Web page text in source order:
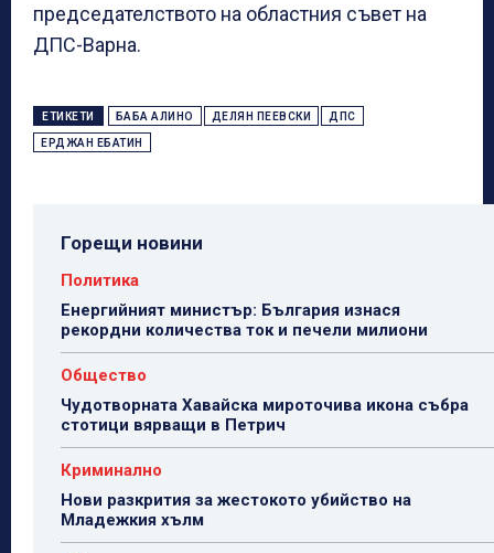
председателството на областния съвет на
ДПС-Варна.
ЕТИКЕТИ БАБА АЛИНО ДЕЛЯН ПЕЕВСКИ ДПС
ЕРДЖАН ЕБАТИН
Горещи новини
Политика
Енергийният министър: България изнася
рекордни количества ток и печели милиони
Общество
Чудотворната Хавайска мироточива икона събра
стотици вярващи в Петрич
Криминално
Нови разкрития за жестокото убийство на
Младежкия хълм